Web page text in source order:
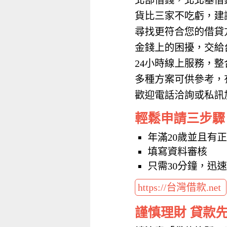
貨比三家不吃虧，
尋找更符合您的借貸
金錢上的困擾，交給
24小時線上服務，
多種方案可供參考，
歡迎電話洽詢或私訊
輕鬆申請三步驟
年滿20歲並且有
填寫資料審核
只需30分鐘，迅
https://台灣借款.net
謹慎理財 貸款